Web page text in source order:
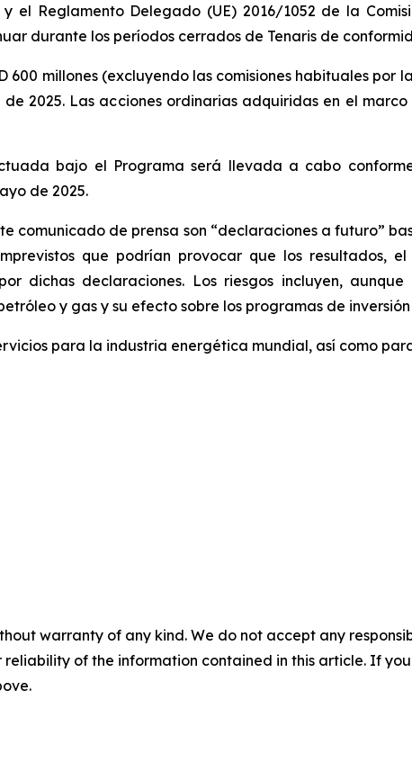
el Reglamento Delegado (UE) 2016/1052 de la
durante los períodos cerrados de Tenaris de
600 millones (excluyendo las comisiones habituales por
2025. Las acciones ordinarias adquiridas en el
bajo el Programa será llevada a cabo
de 2025.
comunicado de prensa son “declaraciones a futuro”
que podrían provocar que los resultados,
dichas declaraciones. Los riesgos incluyen,
y gas y su efecto sobre los programas de
para la industria energética mundial, así como
warranty of any kind. We do not accept any
reliability of the information contained in this article. If